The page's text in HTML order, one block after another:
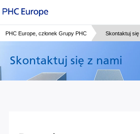
PHC Europe, członek Grupy PHC Skontaktuj
Skontaktuj się z nami